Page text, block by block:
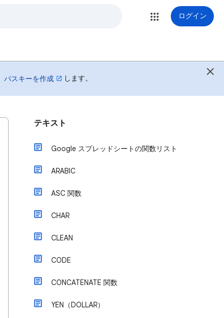
ログイン
パスキーを作成 します。
テキスト
Google スプレッドシートの関数リスト
ARABIC
ASC 関数
CHAR
CLEAN
CODE
CONCATENATE 関数
YEN（DOLLAR）